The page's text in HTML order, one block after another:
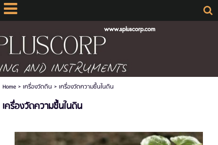
www.spluscorp.com
Home> เครื่องวัดดิน > เครื่องวัดความชื้นในดิน
เครื่องวัดความชื้นในดิน